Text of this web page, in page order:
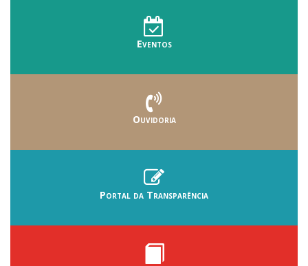
Eventos
Ouvidoria
Portal da Transparência